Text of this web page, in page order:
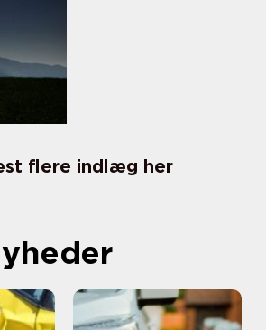
flere indlæg her